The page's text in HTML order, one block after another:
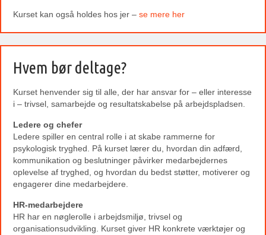
Kurset kan også holdes hos jer – se mere her
Hvem bør deltage?
Kurset henvender sig til alle, der har ansvar for – eller interesse
i – trivsel, samarbejde og resultatskabelse på arbejdspladsen.
Ledere og chefer
Ledere spiller en central rolle i at skabe rammerne for
psykologisk tryghed. På kurset lærer du, hvordan din adfærd,
kommunikation og beslutninger påvirker medarbejdernes
oplevelse af tryghed, og hvordan du bedst støtter, motiverer og
engagerer dine medarbejdere.
HR-medarbejdere
HR har en nøglerolle i arbejdsmiljø, trivsel og
organisationsudvikling. Kurset giver HR konkrete værktøjer og